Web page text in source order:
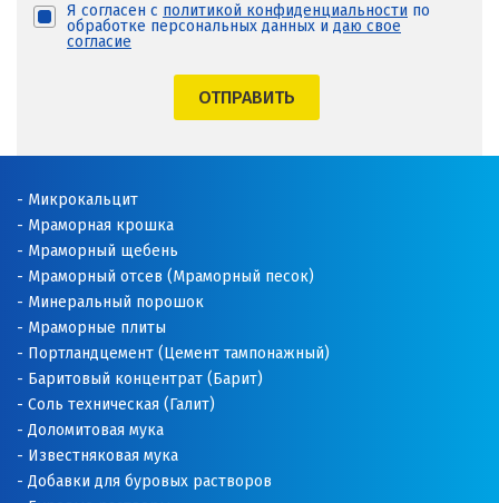
Я согласен с политикой конфиденциальности по
обработке персональных данных и даю свое
согласие
ОТПРАВИТЬ
Микрокальцит
Мраморная крошка
Мраморный щебень
Мраморный отсев (Мраморный песок)
Минеральный порошок
Мраморные плиты
Портландцемент (Цемент тампонажный)
Баритовый концентрат (Барит)
Соль техническая (Галит)
Доломитовая мука
Известняковая мука
Добавки для буровых растворов